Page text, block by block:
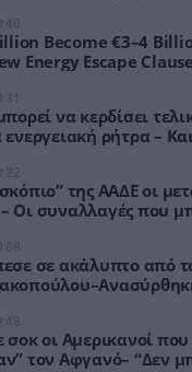
Become €3–4
Energy Escape
να κερδίσει
ρήτρα – Και
της ΑΑΔΕ οι
Οι συναλλαγές που
σε ακάλυπτο από
οι Αμερικανοί που
τον Αφγανό– “Δεν